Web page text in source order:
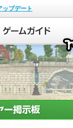
ップデート